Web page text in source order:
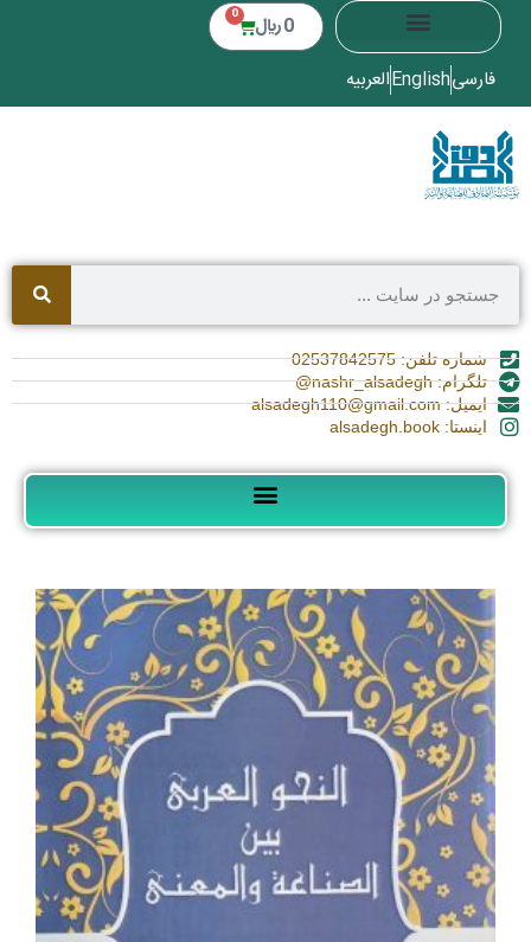
0 ﷼ 0
فارسیEnglishالعربیه
شماره تلفن: 02537842575
تلگرام: nashr_alsadegh@
ایمیل: alsadegh110@gmail.com
اینستا: alsadegh.book